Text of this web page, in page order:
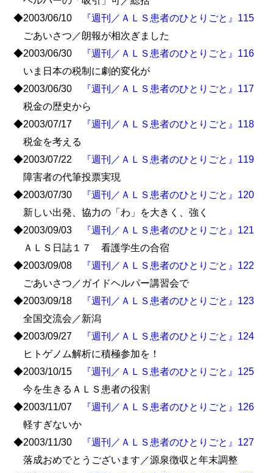
◆2003/06/10
『週刊／ＡＬＳ患者のひとりごと』115
ごあいさつ／朗報が相次ぎました
◆2003/06/30
『週刊／ＡＬＳ患者のひとりごと』116
いま日本の税制に劇的変化が
◆2003/06/30
『週刊／ＡＬＳ患者のひとりごと』117
税金の歴史から
◆2003/07/17
『週刊／ＡＬＳ患者のひとりごと』118
税金を考える
◆2003/07/22
『週刊／ＡＬＳ患者のひとりごと』119
障害者の代筆投票実現
◆2003/07/30
『週刊／ＡＬＳ患者のひとりごと』120
新しい出発、協力の「わ」を大きく、強く
◆2003/09/03
『週刊／ＡＬＳ患者のひとりごと』121
ＡＬＳ日誌１７ 看護学生の合宿
◆2003/09/08
『週刊／ＡＬＳ患者のひとりごと』122
ごあいさつ／ガイドヘルパー講習会で
◆2003/09/18
『週刊／ＡＬＳ患者のひとりごと』123
全国交流会／新潟
◆2003/09/27
『週刊／ＡＬＳ患者のひとりごと』124
ヒトゲノム解析に積極参加を！
◆2003/10/15
『週刊／ＡＬＳ患者のひとりごと』125
今を生きるＡＬＳ患者の役割
◆2003/11/07
『週刊／ＡＬＳ患者のひとりごと』126
軽すぎないか
◆2003/11/30
『週刊／ＡＬＳ患者のひとりごと』127
落成おめでとうございます／源泉徴収と年末調整